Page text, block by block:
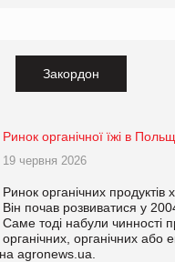
Закордон
Ринок органічної їжі в
19 червня 2026
Ринок органічних
Він почав розвиватися у
Саме тоді набули чинності
органічних, органічних або
agronews.ua.